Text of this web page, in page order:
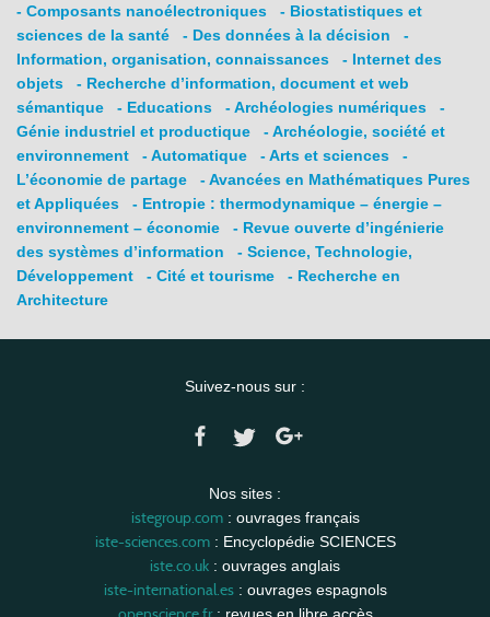
- Composants nanoélectroniques
- Biostatistiques et
sciences de la santé
- Des données à la décision
-
Information, organisation, connaissances
- Internet des
objets
- Recherche d’information, document et web
sémantique
- Educations - Archéologies numériques
-
Génie industriel et productique
- Archéologie, société et
environnement
- Automatique - Arts et sciences
-
L’économie de partage
- Avancées en Mathématiques Pures
et Appliquées
- Entropie : thermodynamique – énergie –
environnement – économie
- Revue ouverte d’ingénierie
des systèmes d’information
- Science, Technologie,
Développement
- Cité et tourisme
- Recherche en
Architecture
Suivez-nous sur :
Nos sites :
istegroup.com: ouvrages français
iste-sciences.com: Encyclopédie SCIENCES
iste.co.uk : ouvrages anglais
iste-international.es: ouvrages espagnols
: revues en libre accès